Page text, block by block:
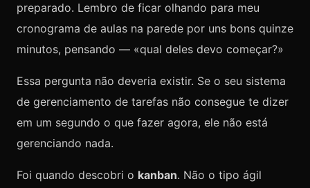
preparado. Lembro de ficar olhando para meu
cronograma de aulas na parede por uns bons quinze
minutos, pensando — «qual deles devo começar?»
Essa pergunta não deveria existir. Se o seu sistema
de gerenciamento de tarefas não consegue te dizer
em um segundo o que fazer agora, ele não está
gerenciando nada.
Foi quando descobri o kanban. Não o tipo ágil